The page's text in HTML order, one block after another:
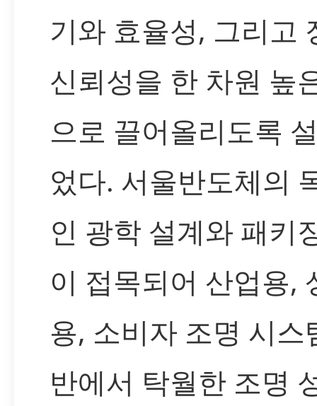
기와 효율성, 그리고
신뢰성을 한 차원 높
으로 끌어올리도록
었다. 서울반도체의
인 광학 설계와 패키
이 접목되어 산업용,
용, 소비자 조명 시스
반에서 탁월한 조명